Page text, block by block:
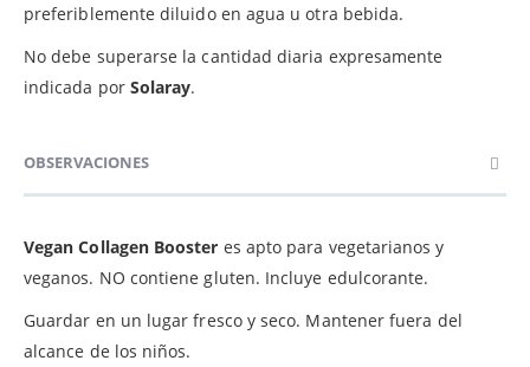
preferiblemente diluido en agua u otra bebida.
No debe superarse la cantidad diaria expresamente
indicada por Solaray.
OBSERVACIONES
Vegan Collagen Booster es apto para vegetarianos y
veganos. NO contiene gluten. Incluye edulcorante.
Guardar en un lugar fresco y seco. Mantener fuera del
alcance de los niños.